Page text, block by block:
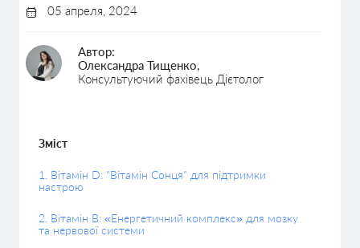
05 апреля, 2024
Автор:
Олександра Тищенко,
Консультуючий фахівець Дієтолог
Зміст
1. Вітамін D: "Вітамін Сонця" для підтримки
настрою
2. Вітамін В: «Енергетичний комплекс» для мозку
та нервової системи